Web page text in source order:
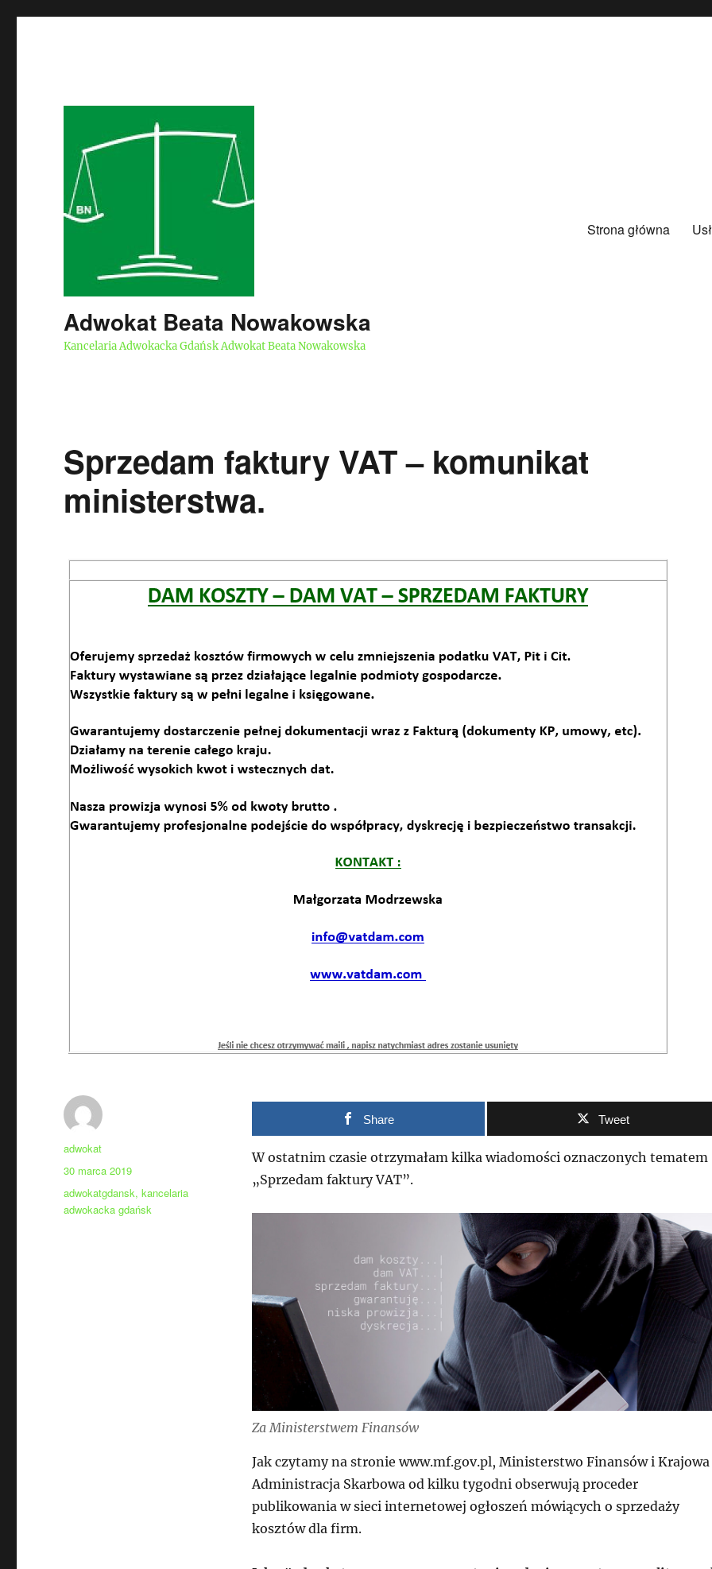
Adwokat Beata Nowakowska
Kancelaria Adwokacka Gdańsk Adwokat Beata Nowakowska
Strona główna
Sprzedam faktury VAT – komunikat
ministerstwa.
Share Tweet
W ostatnim czasie otrzymałam kilka wiadomości oznaczonych tematem
„Sprzedam faktury VAT”.
Za Ministerstwem Finansów
Jak czytamy na stronie www.mf.gov.pl, Ministerstwo Finansów i Krajowa
Administracja Skarbowa od kilku tygodni obserwują proceder
publikowania w sieci internetowej ogłoszeń mówiących o sprzedaży
kosztów dla firm.
Autor
adwokat
Data
publikacji
30 marca 2019
Tagi
adwokatgdansk,kancelaria
adwokacka gdańsk